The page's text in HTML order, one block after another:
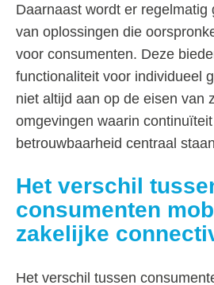
Daarnaast wordt er regelmatig
van oplossingen die
voor consumenten. Deze
functionaliteit voor individueel
niet altijd aan op de eisen van
omgevingen waarin
betrouwbaarheid centraal
Het verschil
consumenten
zakelijke
Het verschil tussen